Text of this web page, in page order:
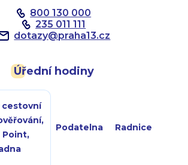
800 130 000
235 011 111
dotazy@praha13.cz
Úřední hodiny
cestovní
Point,
Podatelna Radnice